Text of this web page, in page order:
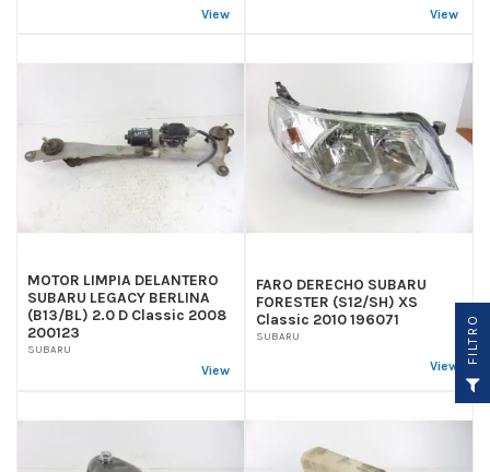
View View
MOTOR LIMPIA DELANTERO
SUBARU LEGACY BERLINA
(B13/BL) 2.0 D Classic 2008
200123
SUBARU
View
FARO DERECHO SUBARU
FORESTER (S12/SH) XS
Classic 2010 196071
SUBARU
View
O